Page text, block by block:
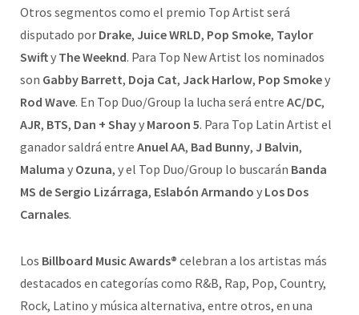
Otros segmentos como el premio Top Artist será
disputado por Drake, Juice WRLD, Pop Smoke, Taylor
Swifty The Weeknd. Para Top New Artist los nominados
son Gabby Barrett, Doja Cat, Jack Harlow, Pop Smokey
Rod Wave. En Top Duo/Group la lucha será entre AC/DC,
AJR, BTS, Dan + Shayy Maroon 5. Para Top Latin Artist el
ganador saldrá entre Anuel AA, Bad Bunny, J Balvin,
Maluma y Ozuna, y el Top Duo/Group lo buscarán Banda
MS de Sergio Lizárraga, Eslabón Armando y Los Dos
Carnales.
Los Billboard Music Awards® celebran a los artistas más
destacados en categorías como R&B, Rap, Pop, Country,
Rock, Latino y música alternativa, entre otros, en una